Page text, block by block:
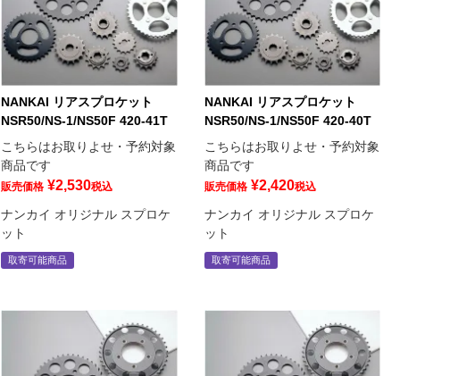
NANKAI リアスプロケット
NSR50/NS-1/NS50F 420-41T
こちらはお取りよせ・予約対象
商品です
販売価格 ¥2,530税込
ナンカイ オリジナル スプロケ
ット
取寄可能商品
NANKAI リアスプロケット
NSR50/NS-1/NS50F 420-40T
こちらはお取りよせ・予約対象
商品です
販売価格 ¥2,420税込
ナンカイ オリジナル スプロケ
ット
取寄可能商品